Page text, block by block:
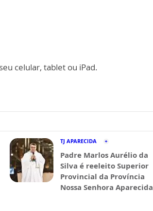
celular, tablet ou iPad.
TJ APARECIDA
Padre Marlos Aurélio da
Silva é reeleito Superior
Provincial da Província
Nossa Senhora Aparecida